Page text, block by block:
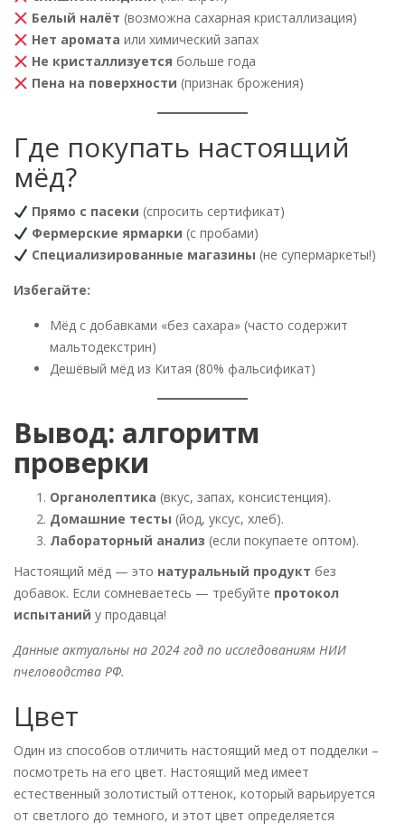
Белый налёт (возможна сахарная кристаллизация)
Нет аромата или химический запах
Не кристаллизуется больше года
Пена на поверхности (признак брожения)
Где покупать настоящий
мёд?
Прямо с пасеки (спросить сертификат)
Фермерские ярмарки (с пробами)
Специализированные магазины (не супермаркеты!)
Избегайте:
Мёд с добавками «без сахара» (часто содержит
мальтодекстрин)
Дешёвый мёд из Китая (80% фальсификат)
Вывод: алгоритм
проверки
Органолептика (вкус, запах, консистенция).
Домашние тесты (йод, уксус, хлеб).
Лабораторный анализ (если покупаете оптом).
Настоящий мёд — это натуральный продукт без
добавок. Если сомневаетесь — требуйте протокол
испытаний у продавца!
Данные актуальны на 2024 год по исследованиям НИИ
пчеловодства РФ.
Цвет
Один из способов отличить настоящий мед от подделки –
посмотреть на его цвет. Настоящий мед имеет
естественный золотистый оттенок, который варьируется
от светлого до темного, и этот цвет определяется